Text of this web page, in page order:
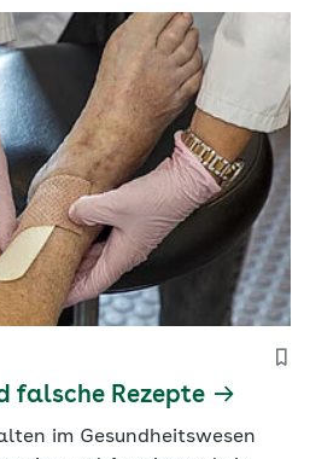
falsche Rezepte
im Gesundheitswesen